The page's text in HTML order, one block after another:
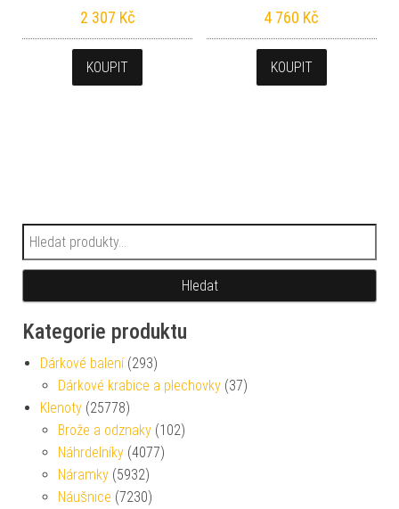
2 307 Kč
KOUPIT
4 760 Kč
KOUPIT
Hledat:
Hledat
Kategorie produktu
Dárkové balení (293)
Dárkové krabice a plechovky (37)
Klenoty (25778)
Brože a odznaky (102)
Náhrdelníky (4077)
Náramky (5932)
Náušnice (7230)